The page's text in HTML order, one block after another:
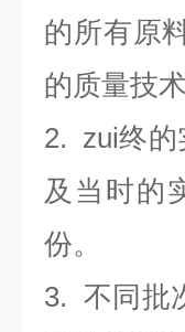
的所有原
的质量技术
2. zui终的
及当时的
份。
3. 不同批